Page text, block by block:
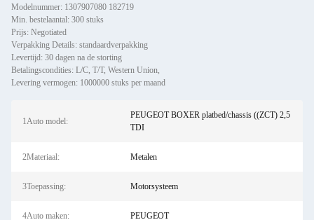
Modelnummer: 1307907080 182719
Min. bestelaantal: 300 stuks
Prijs: Negotiated
Verpakking Details: standaardverpakking
Levertijd: 30 dagen na de storting
Betalingscondities: L/C, T/T, Western Union,
Levering vermogen: 1000000 stuks per maand
1Auto model:
PEUGEOT BOXER platbed/chassis ((ZCT) 2,5
TDI
2Materiaal: Metalen
3Toepassing: Motorsysteem
4Auto maken: PEUGEOT